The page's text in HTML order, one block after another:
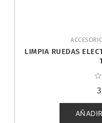
LIMPIA RUEDAS
de
5